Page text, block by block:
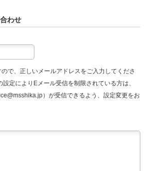
わせ
で、正しいメールアドレスをご入力してくださ
定によりEメール受信を制限されている方は、
）が受信できるよう、設定変更をお